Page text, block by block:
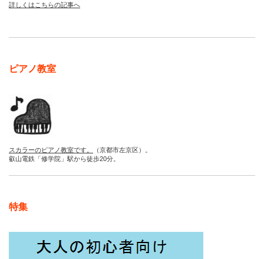
詳しくはこちらの記事へ
ピアノ教室
スカラーのピアノ教室です。
（京都市左京区）。
叡山電鉄「修学院」駅から徒歩20分。
特集